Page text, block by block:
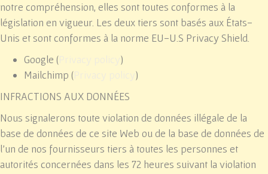
notre compréhension, elles sont toutes conformes à la
législation en vigueur. Les deux tiers sont basés aux États-
Unis et sont conformes à la norme EU-U.S Privacy Shield.
Google (
)
Mailchimp (
)
INFRACTIONS AUX DONNÉES
Nous signalerons toute violation de données illégale de la
base de données de ce site Web ou de la base de données de
l'un de nos fournisseurs tiers à toutes les personnes et
autorités concernées dans les 72 heures suivant la violation